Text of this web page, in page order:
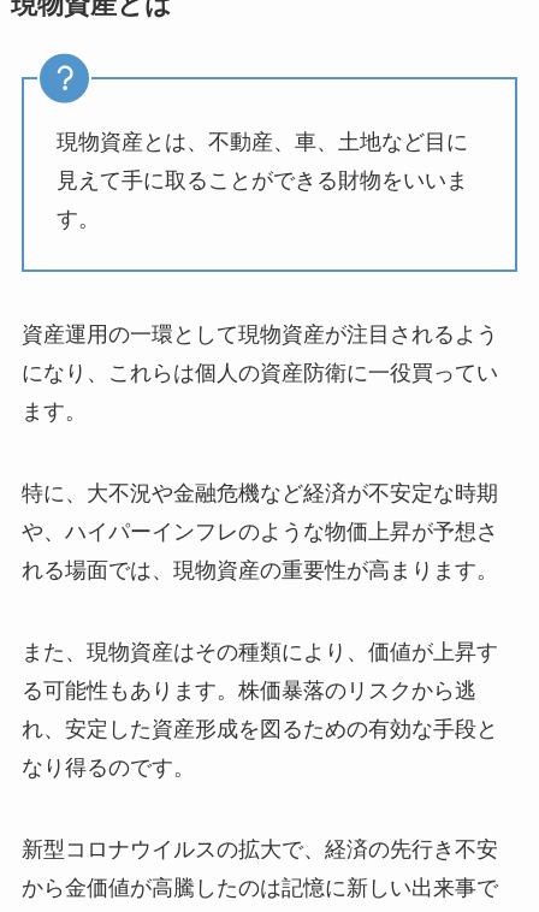
現物資産とは、不動産、車、土地など目に
見えて手に取ることができる財物をいいま
す。
資産運用の一環として現物資産が注目されるよう
になり、これらは個人の資産防衛に一役買ってい
ます。
特に、大不況や金融危機など経済が不安定な時期
や、ハイパーインフレのような物価上昇が予想さ
れる場面では、現物資産の重要性が高まります。
また、現物資産はその種類により、価値が上昇す
る可能性もあります。株価暴落のリスクから逃
れ、安定した資産形成を図るための有効な手段と
なり得るのです。
新型コロナウイルスの拡大で、経済の先行き不安
から金価値が高騰したのは記憶に新しい出来事で